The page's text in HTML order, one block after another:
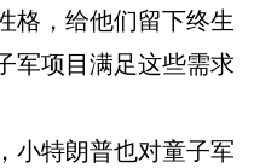
格，给他们留下终生
军项目满足这些需求
特朗普也对童子军